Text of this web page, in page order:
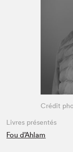
Espace
Crédit
Livres présentés
Fou d’Ahlam